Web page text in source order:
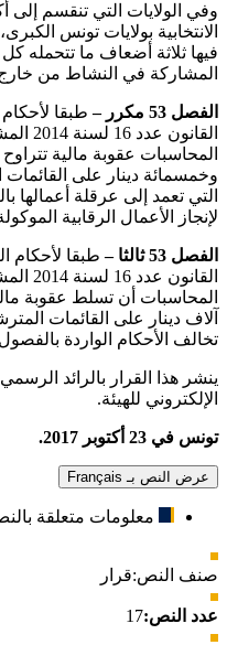
وفي الولايات التي تنقسم إلى
الانتخابية بولايات تونس
فيها ثلاثة أضعاف ما تتحمله
المشاركة في النشاط من خارج
الفصل 53 مكرر –
المحاسبات عقوبة مالية
وخمسمائة دينار على
التي تعمد إلى عرقلة أعمالها
لإنجاز الأعمال الرقابية
الفصل 53 ثالثا –
المحاسبات أن تسلط عقوبة
آلاف دينار على القائمات
تخالف الأحكام الواردة بالفصول 78 و84 إلى 86 من القانون
ينشر هذا القرار بالرائد
الإلكتروني للهيئة.
تونس في 23 أكتوبر 2017.
عرض النص بـ Français
معلومات متعلقة
صنف النص:قرار
عدد النص:17